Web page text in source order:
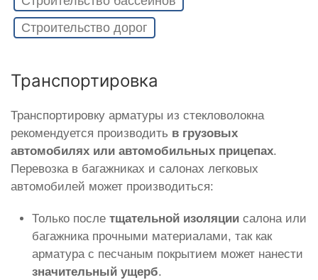
Строительство дорог
Транспортировка
Транспортировку арматуры из стекловолокна
рекомендуется производить в грузовых
автомобилях или автомобильных прицепах.
Перевозка в багажниках и салонах легковых
автомобилей может производиться:
Только после тщательной изоляции салона или
багажника прочными материалами, так как
арматура с песчаным покрытием может нанести
значительный ущерб.